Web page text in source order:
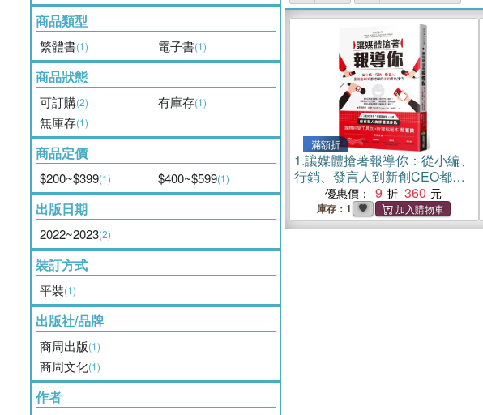
商品類型
繁體書(1) 電子書(1)
商品狀態
可訂購(2) 有庫存(1)
無庫存(1)
商品定價
$200~$399(1) $400~$599(1)
出版日期
2022~2023(2)
裝訂方式
平裝(1)
出版社/品牌
商周出版(1)
商周文化(1)
作者
滿額折
1.讓媒體搶著報導你：從小編、
行銷、發言人到新創CEO都得
學的正向曝光技巧（附照著做
的媒體經營工具包及新聞稿範
本）
優惠價： 9 360
庫存：1